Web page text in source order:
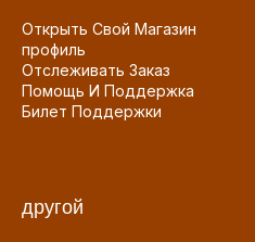
Открыть Свой Магазин
профиль
Отслеживать Заказ
Помощь И Поддержка
Билет Поддержки
другой